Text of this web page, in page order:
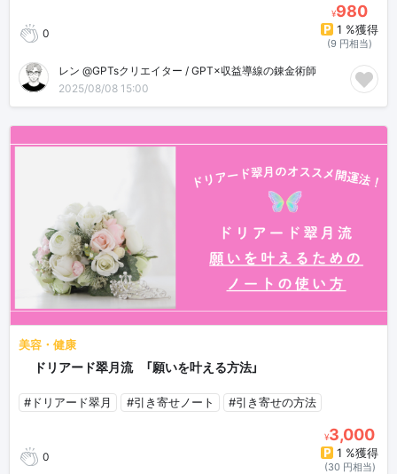
0
¥980
1 %獲得
(9 円相当)
レン @GPTsクリエイター / GPT×収益導線の錬金術師
2025/08/08 15:00
美容・健康
🍀ドリアード翠月流 「願いを叶える方法」
#ドリアード翠月 #引き寄せノート #引き寄せの方法
0
¥3,000
1 %獲得
(30 円相当)